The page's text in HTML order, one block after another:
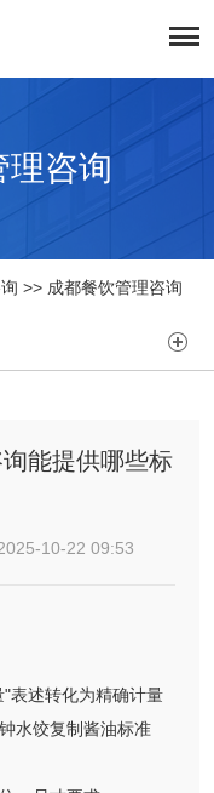
理咨询
>> 成都餐饮管理咨询

能提供哪些标
10-22 09:53
表述转化为精确计量
水饺复制酱油标准